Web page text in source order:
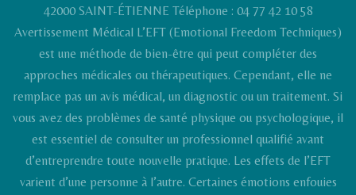
42000 SAINT-ÉTIENNE Téléphone : 04 77 42 10 58
Avertissement Médical L’EFT (Emotional Freedom Techniques)
est une méthode de bien-être qui peut compléter des
approches médicales ou thérapeutiques. Cependant, elle ne
remplace pas un avis médical, un diagnostic ou un traitement. Si
vous avez des problèmes de santé physique ou psychologique, il
est essentiel de consulter un professionnel qualifié avant
d’entreprendre toute nouvelle pratique. Les effets de l’EFT
varient d’une personne à l’autre. Certaines émotions enfouies